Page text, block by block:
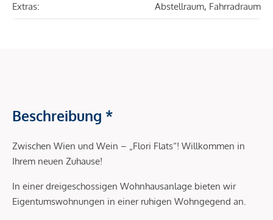
Extras: Abstellraum, Fahrradraum
Beschreibung *
Zwischen Wien und Wein – „Flori Flats“! Willkommen in
Ihrem neuen Zuhause!
In einer dreigeschossigen Wohnhausanlage bieten wir
Eigentumswohnungen in einer ruhigen Wohngegend an.